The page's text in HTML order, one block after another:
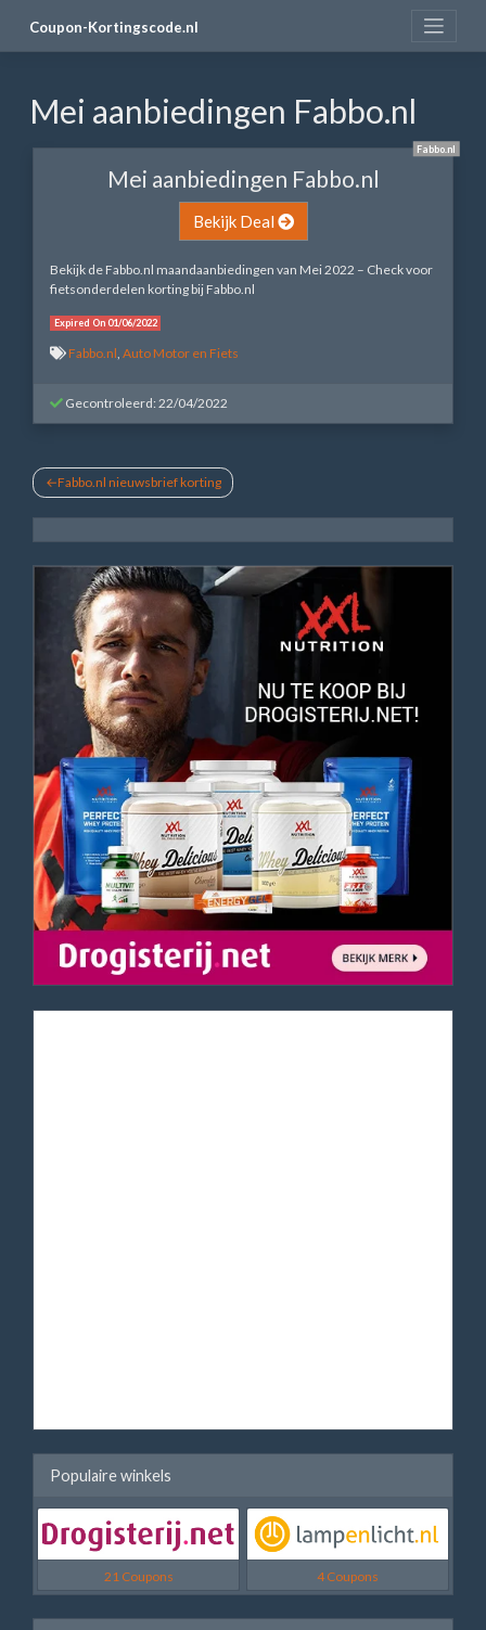
Coupon-Kortingscode.nl
Mei aanbiedingen Fabbo.nl
Fabbo.nl
Mei aanbiedingen Fabbo.nl
Bekijk Deal
Bekijk de Fabbo.nl maandaanbiedingen van Mei 2022 – Check voor
fietsonderdelen korting bij Fabbo.nl
Expired On 01/06/2022
Fabbo.nl Auto Motor en Fiets
Gecontroleerd: 22/04/2022
Bericht
navigatie
Fabbo.nl nieuwsbrief korting
Populaire winkels
21 Coupons 4 Coupons